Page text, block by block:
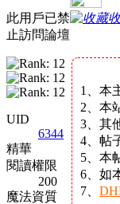
此用戶已禁
止訪問論壇
UID
6344
精華
閱讀權限
200
魔法資質
1、本
2、本
3、其
4、帖
5、本
6、如
7、